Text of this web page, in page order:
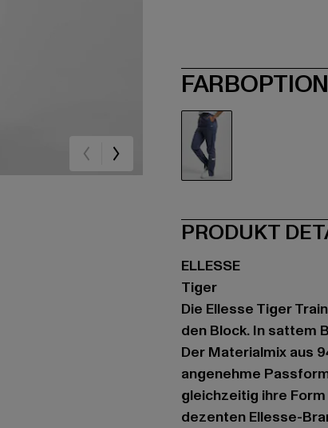
PRODUKT
ELLESSE
Tiger
Die Ellesse Tiger
den Block. In sattem
Der Materialmix aus
angenehme
gleichzeitig ihre
dezenten Ellesse-